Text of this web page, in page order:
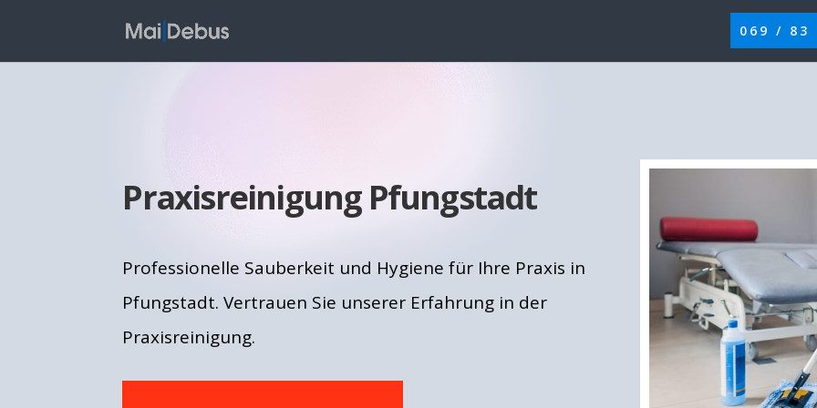
069 / 83
Praxisreinigung Pfungstadt
Professionelle Sauberkeit und Hygiene für Ihre Praxis in
Pfungstadt. Vertrauen Sie unserer Erfahrung in der
Praxisreinigung.